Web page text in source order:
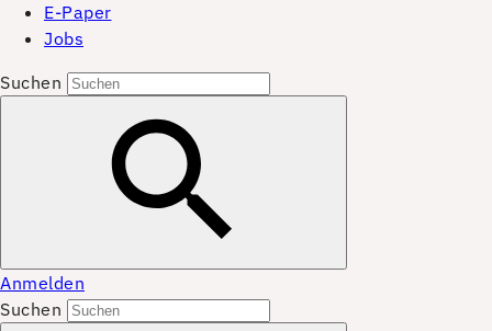
E-Paper
Jobs
Suchen
Anmelden
Suchen